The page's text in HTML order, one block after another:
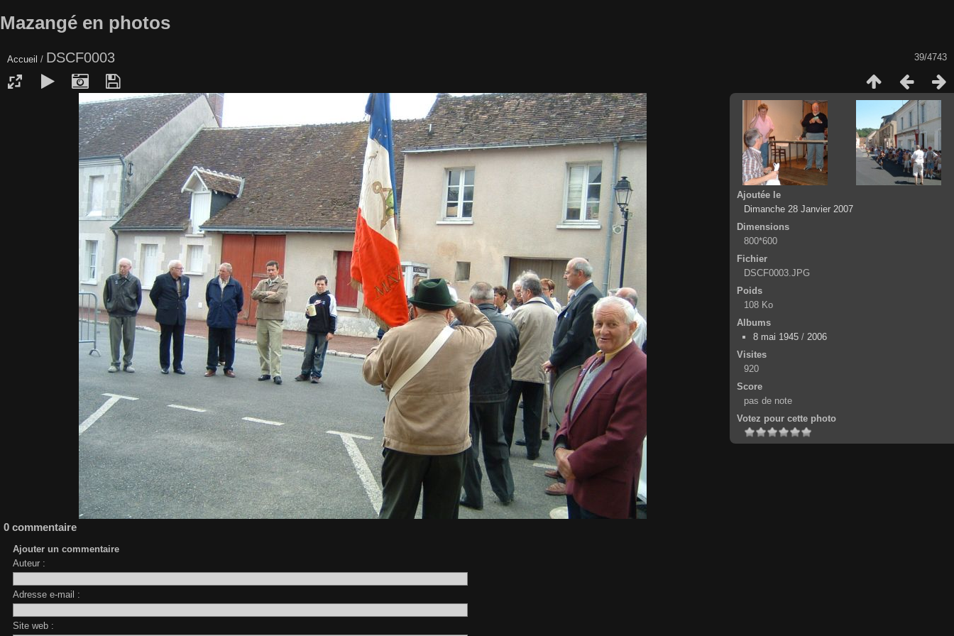
Mazangé en photos
39/4743
Accueil / DSCF0003
Ajoutée le
Dimanche 28 Janvier 2007
Dimensions
800*600
Fichier
DSCF0003.JPG
Poids
108 Ko
Albums
8 mai 1945 / 2006
Visites
920
Score
pas de note
Votez pour cette photo
0 commentaire
Ajouter un commentaire
Auteur :
Adresse e-mail :
Site web :